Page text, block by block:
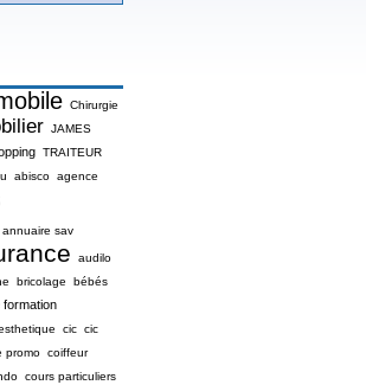
Chirurgie
JAMES
TRAITEUR
abisco agence
annuaire sav
audilo
bricolage
bébés
cic cic
promo coiffeur
cours particuliers